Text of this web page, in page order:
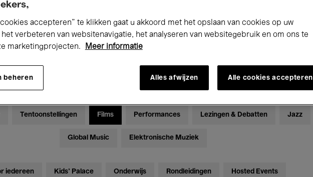
Tentoonstellingen Films Performances Lezingen & Debatten Jazz
Global Music Elektronische Muziek
iedereen Kids’ Palace Onderwijs Rondleidingen Hosted Events
accepteren” te klikken gaat u akkoord met het opslaan van cookies op uw
verbeteren van websitenavigatie, het analyseren van websitegebruik en om ons te
marketingprojecten.
Meer informatie
beheren Alles afwijzen Alle cookies accepteren